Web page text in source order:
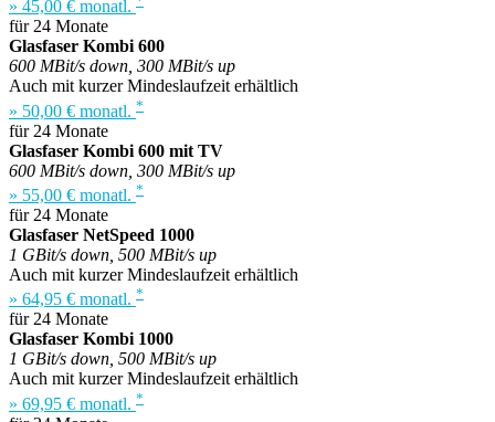
» 45,00 € monatl.
für 24 Monate
Glasfaser Kombi 600
600 MBit/s down, 300 MBit/s up
Auch mit kurzer Mindeslaufzeit erhältlich
» 50,00 € monatl. *
für 24 Monate
Glasfaser Kombi 600 mit TV
600 MBit/s down, 300 MBit/s up
» 55,00 € monatl. *
für 24 Monate
Glasfaser NetSpeed 1000
1 GBit/s down, 500 MBit/s up
Auch mit kurzer Mindeslaufzeit erhältlich
» 64,95 € monatl. *
für 24 Monate
Glasfaser Kombi 1000
1 GBit/s down, 500 MBit/s up
Auch mit kurzer Mindeslaufzeit erhältlich
» 69,95 € monatl. *